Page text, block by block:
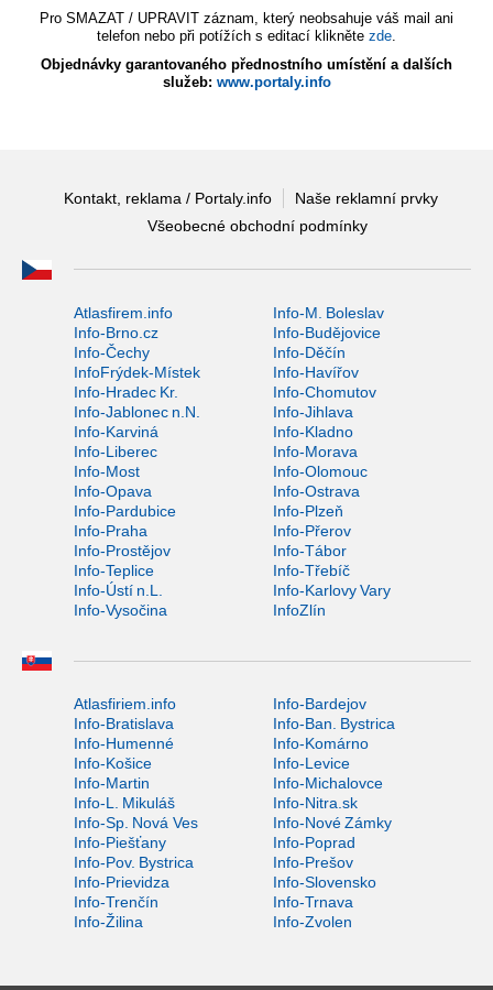
Pro SMAZAT / UPRAVIT záznam, který neobsahuje váš mail ani
telefon nebo při potížích s editací klikněte zde.
Objednávky garantovaného přednostního umístění a dalších
služeb: www.portaly.info
Kontakt, reklama / Portaly.info
Naše reklamní prvky
Všeobecné obchodní podmínky
Atlasfirem.info
Info-M. Boleslav
Info-Brno.cz
Info-Budějovice
Info-Čechy
Info-Děčín
InfoFrýdek-Místek
Info-Havířov
Info-Hradec Kr.
Info-Chomutov
Info-Jablonec n.N.
Info-Jihlava
Info-Karviná
Info-Kladno
Info-Liberec
Info-Morava
Info-Most
Info-Olomouc
Info-Opava
Info-Ostrava
Info-Pardubice
Info-Plzeň
Info-Praha
Info-Přerov
Info-Prostějov
Info-Tábor
Info-Teplice
Info-Třebíč
Info-Ústí n.L.
Info-Karlovy Vary
Info-Vysočina
InfoZlín
Atlasfiriem.info
Info-Bardejov
Info-Bratislava
Info-Ban. Bystrica
Info-Humenné
Info-Komárno
Info-Košice
Info-Levice
Info-Martin
Info-Michalovce
Info-L. Mikuláš
Info-Nitra.sk
Info-Sp. Nová Ves
Info-Nové Zámky
Info-Piešťany
Info-Poprad
Info-Pov. Bystrica
Info-Prešov
Info-Prievidza
Info-Slovensko
Info-Trenčín
Info-Trnava
Info-Žilina
Info-Zvolen